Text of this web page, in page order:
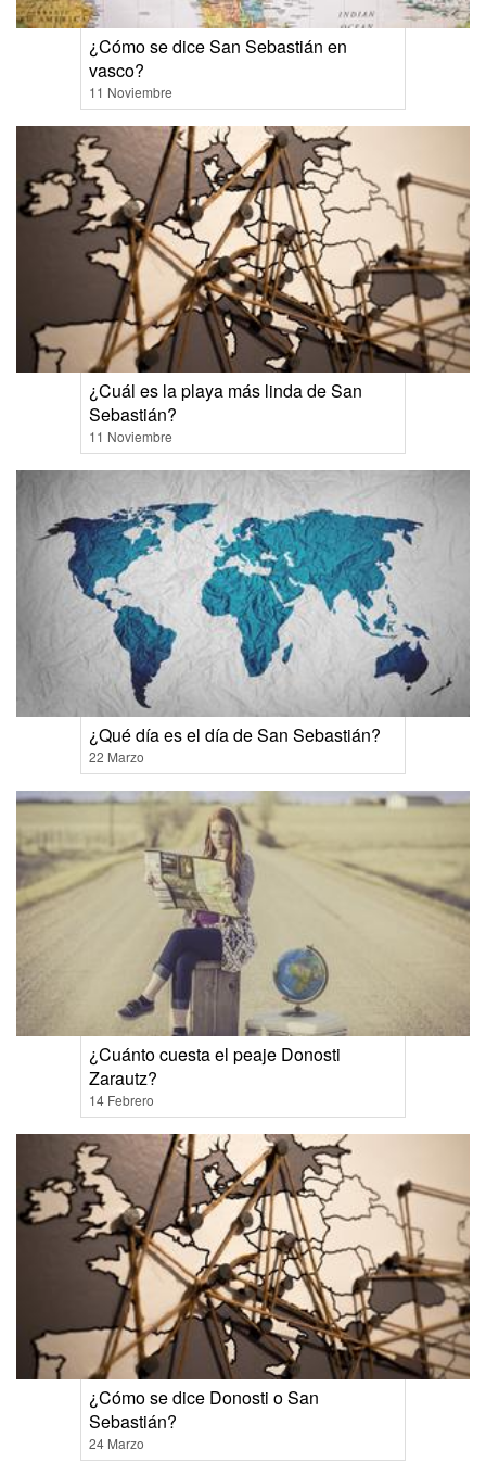
¿Cómo se dice San Sebastián en
vasco?
11 Noviembre
¿Cuál es la playa más linda de San
Sebastián?
11 Noviembre
¿Qué día es el día de San Sebastián?
22 Marzo
¿Cuánto cuesta el peaje Donosti
Zarautz?
14 Febrero
¿Cómo se dice Donosti o San
Sebastián?
24 Marzo